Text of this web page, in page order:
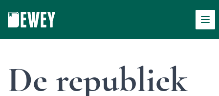
De republiek